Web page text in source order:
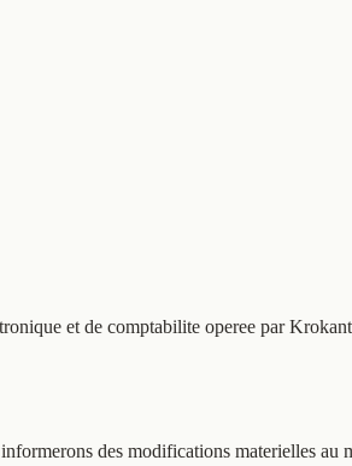
et de comptabilite operee par
des modifications materielles au